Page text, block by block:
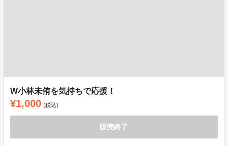
W小林未侑を気持ちで応援！
¥1,000 (税込)
販売終了